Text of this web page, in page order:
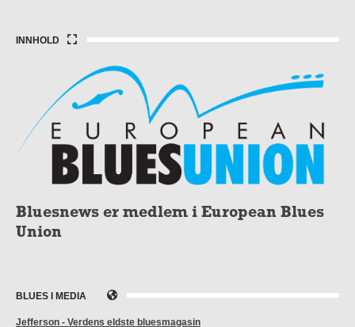
INNHOLD
Bluesnews er medlem i European Blues
Union
BLUES I MEDIA
Jefferson - Verdens eldste bluesmagasin